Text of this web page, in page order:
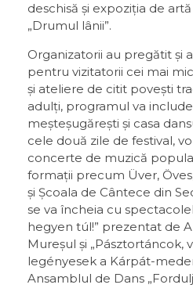
deschisă și expoziția de
„Drumul lânii”.
Organizatorii au pregătit și
pentru vizitatorii cei mai
și ateliere de citit povești
adulți, programul va
meșteșugărești și casa
cele două zile de festival,
concerte de muzică
formații precum Üver,
și Școala de Cântece din
se va încheia cu
hegyen túl!” prezentat de
Mureșul și „Pásztortáncok,
legényesek a Kárpát-
Ansamblul de Dans